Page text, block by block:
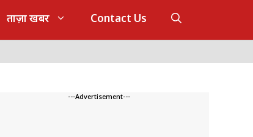
ताज़ा खबर Contact Us
---Advertisement---